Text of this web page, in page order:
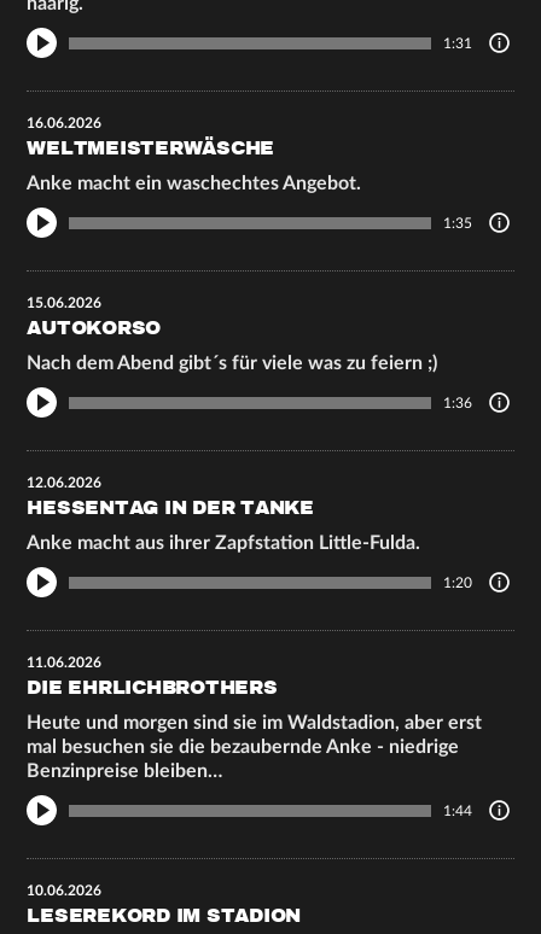
1:31
16.06.2026
WELTMEISTERWÄSCHE
Anke macht ein waschechtes Angebot.
1:35
15.06.2026
AUTOKORSO
Nach dem Abend gibt´s für viele was zu feiern ;)
1:36
12.06.2026
HESSENTAG IN DER TANKE
Anke macht aus ihrer Zapfstation Little-Fulda.
1:20
11.06.2026
DIE EHRLICHBROTHERS
Heute und morgen sind sie im Waldstadion, aber erst
mal besuchen sie die bezaubernde Anke - niedrige
Benzinpreise bleiben…
1:44
10.06.2026
LESEREKORD IM STADION